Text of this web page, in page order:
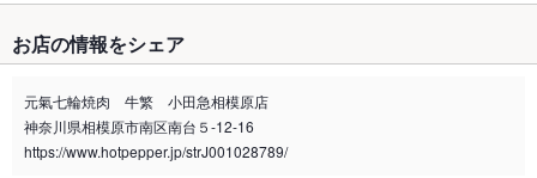
禁煙・喫煙 全席禁煙
喫煙専用室 なし
※2020年4月1日～受動喫煙対策に関する法律が施行されています。正しい情報はお店へお問い
お店の情報をシェア
元氣七輪焼肉 牛繁 小田急相模原店
神奈川県相模原市南区南台５-12-16
https://www.hotpepper.jp/strJ001028789/